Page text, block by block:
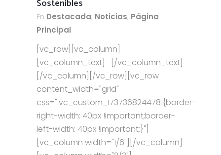
Sostenibles
En Destacada, Noticias, Página
Principal
[vc_row][vc_column]
[vc_column_text] [/vc_column_text]
[/vc_column][/vc_row][vc_row
content_width="grid"
css=".vc_custom_1737368244781{border-
right-width: 40px !important;border-
left-width: 40px !important;}"]
[vc_column width="1/6"][/vc_column]